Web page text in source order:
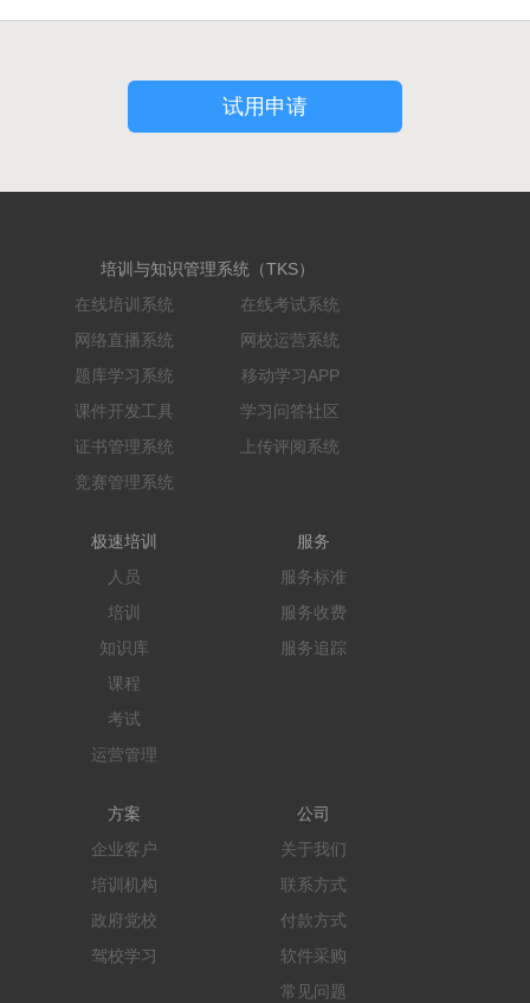
试用申请
培训与知识管理系统（TKS）
在线培训系统
在线考试系统
网络直播系统
网校运营系统
题库学习系统
移动学习APP
课件开发工具
学习问答社区
证书管理系统
上传评阅系统
竞赛管理系统
极速培训
人员
培训
知识库
课程
考试
运营管理
服务
服务标准
服务收费
服务追踪
方案
企业客户
培训机构
政府党校
驾校学习
公司
关于我们
联系方式
付款方式
软件采购
常见问题